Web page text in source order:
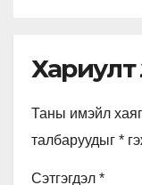
Хариулт
Таны имэйл
талбаруудыг *
Сэтгэгдэл *